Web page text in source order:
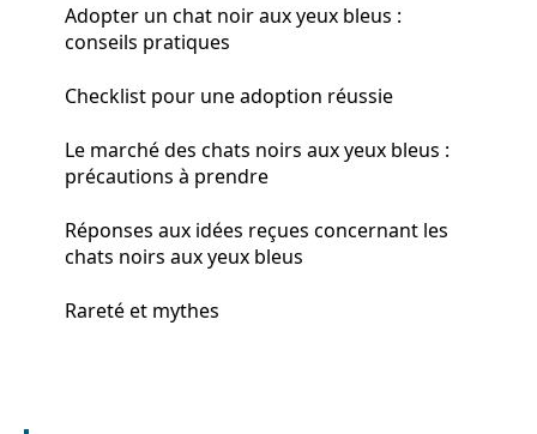
Adopter un chat noir aux yeux bleus :
conseils pratiques
Checklist pour une adoption réussie
Le marché des chats noirs aux yeux bleus :
précautions à prendre
Réponses aux idées reçues concernant les
chats noirs aux yeux bleus
Rareté et mythes